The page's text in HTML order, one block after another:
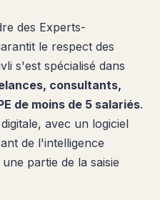
des Experts-
le respect des
s'est spécialisé dans
consultants,
de moins de 5 salariés.
avec un logiciel
de l'intelligence
partie de la saisie